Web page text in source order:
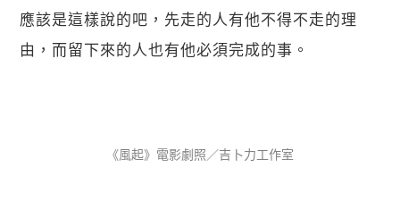
應該是這樣說的吧，先走的人有他不得不走的理
由，而留下來的人也有他必須完成的事。
《風起》電影劇照／吉卜力工作室